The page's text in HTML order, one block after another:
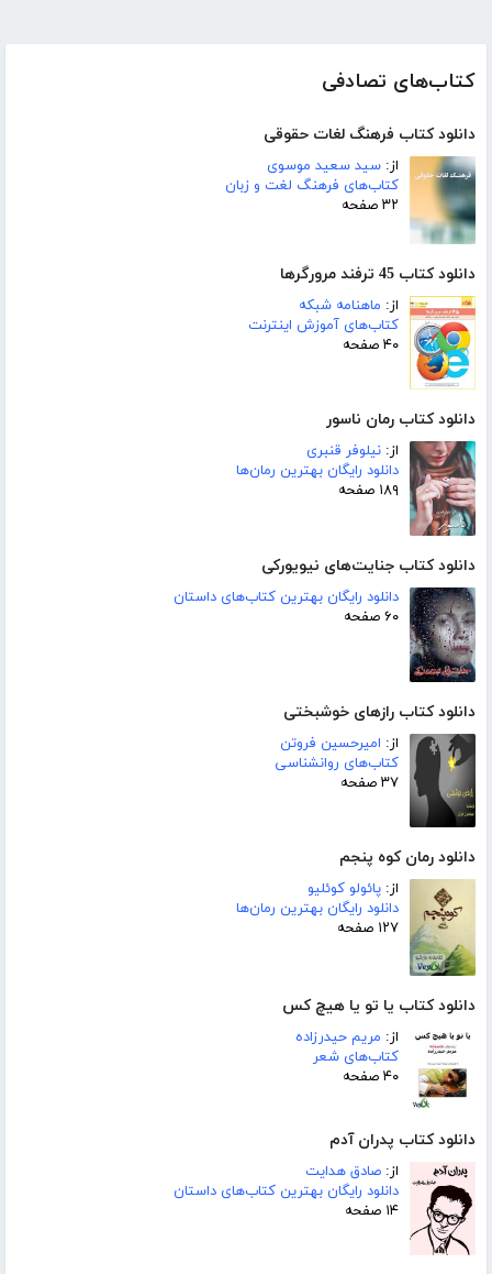
کتاب‌های تصادفی
دانلود کتاب فرهنگ لغات حقوقی
از: سید سعید موسوی
کتاب‌های فرهنگ لغت و زبان
۳۲ صفحه
دانلود کتاب 45 ترفند مرورگرها
از: ماهنامه شبکه
کتاب‌های آموزش اینترنت
۴۰ صفحه
دانلود کتاب رمان ناسور
از: نیلوفر قنبری
دانلود رایگان بهترین رمان‌ها
۱۸۹ صفحه
دانلود کتاب جنایت‌های نیویورکی
دانلود رایگان بهترین کتاب‌های داستان
۶۰ صفحه
دانلود کتاب رازهای خوشبختی
از: امیرحسین فروتن
کتاب‌های روانشناسی
۳۷ صفحه
دانلود رمان کوه پنجم
از: پائولو کوئلیو
دانلود رایگان بهترین رمان‌ها
۱۲۷ صفحه
دانلود کتاب یا تو یا هیچ کس
از: مریم حیدرزاده
کتاب‌های شعر
۴۰ صفحه
دانلود کتاب پدران آدم
از: صادق هدایت
دانلود رایگان بهترین کتاب‌های داستان
۱۴ صفحه